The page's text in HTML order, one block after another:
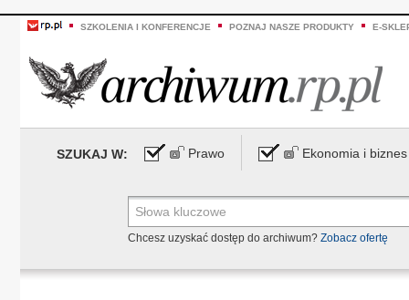
SZKOLENIA I KONFERENCJE POZNAJ NASZE PRODUKTY E-
SZUKAJ W: Prawo Ekonomia i biznes
Chcesz uzyskać dostęp do archiwum? Zobacz ofertę